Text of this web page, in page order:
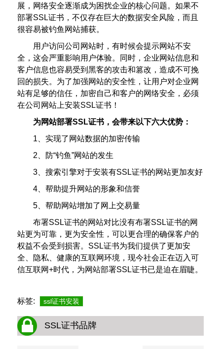
展，网络安全逐渐成为困扰企业的核心问题。如果不
部署SSL证书，不仅存在巨大的数据安全风险，而且
很容易被钓鱼网站捕获。
用户访问公司网站时，有时候会提示网站不安
全，这会严重影响用户体验。同时，企业网站信息和
客户信息也容易受到黑客的攻击和篡改，造成不可挽
回的损失。为了加强网站的安全性，让用户对企业网
站有足够的信任，加密自己和客户的网络安全，必须
在公司网站上安装SSL证书！
为网站部署SSL证书，会带来以下六大优势：
1、实现了网站数据的加密传输
2、防“钓鱼”网站的发生
3、搜索引擎对于安装有SSL证书的网站更加友好
4、帮助提升网站的形象和信誉
5、帮助网站增加了网上交易量
布署SSL证书的网站对比没有布署SSL证书的网
站更为可靠，更为安全性，可以更合理的确保客户的
权益不会受到损害。SSL证书为我们提供了更加安
全、隐私、健康的互联网环境，现今社会正在迈入可
信互联网+时代，为网站部署SSL证书已是迫在眉睫。
标签: ssl证书安装
SSL证书品牌